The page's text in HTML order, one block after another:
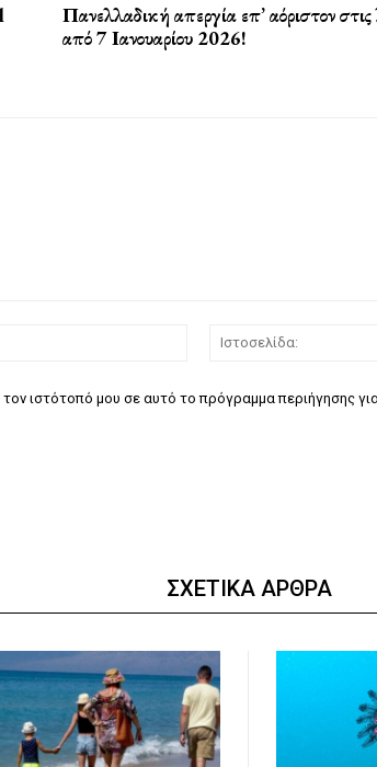
Πανελλαδική απεργία επ’ αόριστον στις
από 7 Ιανουαρίου 2026!
Email:*
ιστότοπό μου σε αυτό το πρόγραμμα περιήγησης
ΣΧΕΤΙΚΑ ΑΡΘΡΑ